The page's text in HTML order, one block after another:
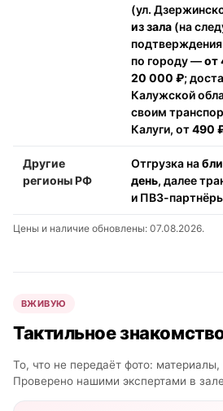
(ул.
из зала (на
по городу —от
20 000 ₽;
Калужской
своим
Калуги, от490
Другие
регионы РФ
Отгрузка на
день, далее
и ПВЗ-
Цены и наличие обновлены: 07.08.2026.
ВЖИВУЮ
Тактильное
То, что не передаёт фото:
Проверено нашими экспертами в